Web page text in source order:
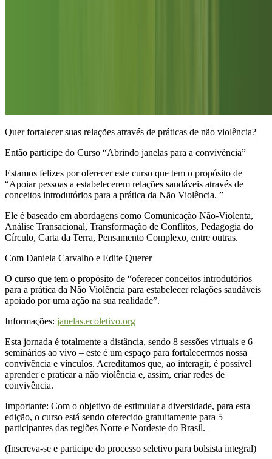
Quer fortalecer suas relações através de práticas de não violência?
Então participe do Curso “Abrindo janelas para a convivência”
Estamos felizes por oferecer este curso que tem o propósito de
“Apoiar pessoas a estabelecerem relações saudáveis através de
conceitos introdutórios para a prática da Não Violência. ”
Ele é baseado em abordagens como Comunicação Não-Violenta,
Análise Transacional, Transformação de Conflitos, Pedagogia do
Círculo, Carta da Terra, Pensamento Complexo, entre outras.
Com Daniela Carvalho e Edite Querer
O curso que tem o propósito de “oferecer conceitos introdutórios
para a prática da Não Violência para estabelecer relações saudáveis
apoiado por uma ação na sua realidade”.
Informações: janelas.ecoletivo.org
Esta jornada é totalmente a distância, sendo 8 sessões virtuais e 6
seminários ao vivo – este é um espaço para fortalecermos nossa
convivência e vínculos. Acreditamos que, ao interagir, é possível
aprender e praticar a não violência e, assim, criar redes de
convivência.
Importante: Com o objetivo de estimular a diversidade, para esta
edição, o curso está sendo oferecido gratuitamente para 5
participantes das regiões Norte e Nordeste do Brasil.
(Inscreva-se e participe do processo seletivo para bolsista integral)